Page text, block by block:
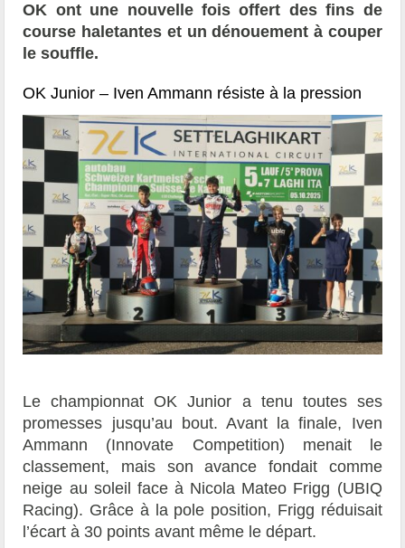
OK ont une nouvelle fois offert des fins de
course haletantes et un dénouement à couper
le souffle.
OK Junior – Iven Ammann résiste à la pression
Le championnat OK Junior a tenu toutes ses
promesses jusqu’au bout. Avant la finale, Iven
Ammann (Innovate Competition) menait le
classement, mais son avance fondait comme
neige au soleil face à Nicola Mateo Frigg (UBIQ
Racing). Grâce à la pole position, Frigg réduisait
l’écart à 30 points avant même le départ.